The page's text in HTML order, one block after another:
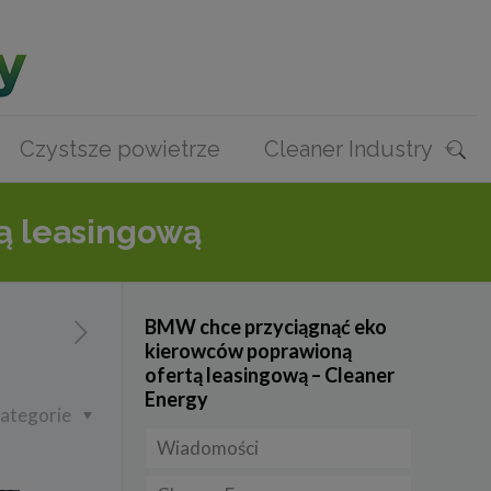
Czystsze powietrze Cleaner Industry
leasingową
BMW chce przyciągnąć eko
kierowców poprawioną
ofertą leasingową – Cleaner
Energy
Wiadomości